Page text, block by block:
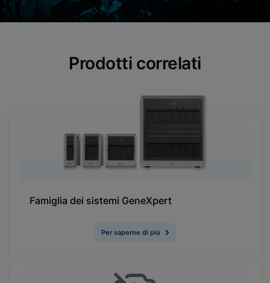
Prodotti correlati
Famiglia dei sistemi GeneXpert
Per saperne di più